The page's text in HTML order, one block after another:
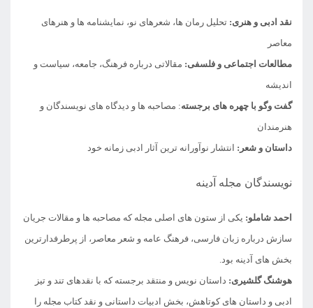
نقد ادبی و هنری: تحلیل رمان ها، شعرهای نو، نمایشنامه ها و هنرهای
معاصر
مطالعات اجتماعی و فلسفی: مقالاتی درباره فرهنگ، جامعه، سیاست و
اندیشه
گفت وگو با چهره های برجسته: مصاحبه ها و دیدگاه های نویسندگان و
هنرمندان
داستان و شعر: انتشار نوآورانه ترین آثار ادبی زمانه خود
نویسندگان مجله آدینه
احمد شاملو: یکی از ستون های اصلی مجله که مصاحبه ها و مقالات جریان
سازش درباره زبان فارسی، فرهنگ عامه و شعر معاصر، از پرطرفدارترین
بخش های آدینه بود.
هوشنگ گلشیری: داستان نویس و منتقد برجسته که با نقدهای تند و تیز
ادبی و داستان های کوتاهش، بخش ادبیات داستانی و نقد کتاب مجله را